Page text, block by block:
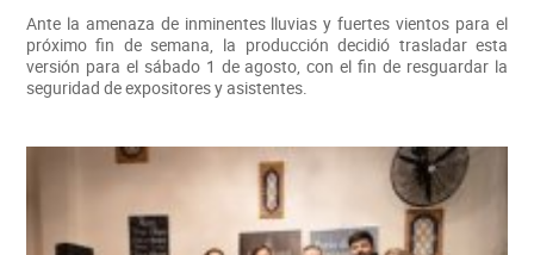
Ante la amenaza de inminentes lluvias y fuertes vientos para el
próximo fin de semana, la producción decidió trasladar esta
versión para el sábado 1 de agosto, con el fin de resguardar la
seguridad de expositores y asistentes.